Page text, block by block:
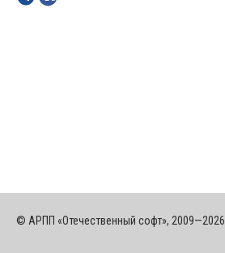
© АРПП «Отечественный софт», 2009—2026